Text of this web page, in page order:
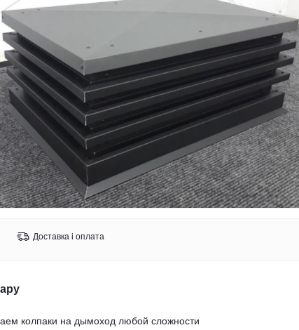
Доставка і оплата
колпаки на дымоход любой сложности